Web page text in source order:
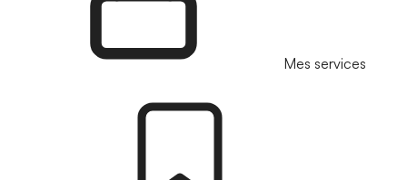
Mes services